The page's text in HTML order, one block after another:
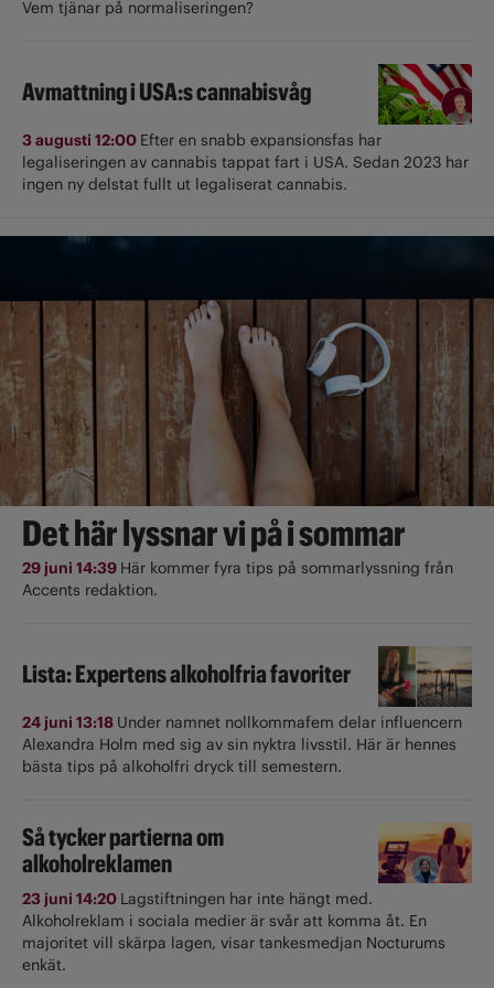
Vem tjänar på normaliseringen?
Avmattning i USA:s cannabisvåg
3 augusti 12:00 Efter en snabb expansionsfas har
legaliseringen av cannabis tappat fart i USA. Sedan 2023 har
ingen ny delstat fullt ut ­legaliserat cannabis.
Det här lyssnar vi på i sommar
29 juni 14:39 Här kommer fyra tips på sommarlyssning från
Accents redaktion.
Lista: Expertens alkoholfria favoriter
24 juni 13:18 Under namnet nollkommafem delar influencern
Alexandra Holm med sig av sin nyktra livsstil. Här är hennes
bästa tips på alkoholfri dryck till semestern.
Så tycker partierna om
alkoholreklamen
23 juni 14:20 Lagstiftningen har inte hängt med.
Alkoholreklam i sociala medier är svår att komma åt. En
majoritet vill skärpa lagen, visar tankesmedjan Nocturums
enkät.